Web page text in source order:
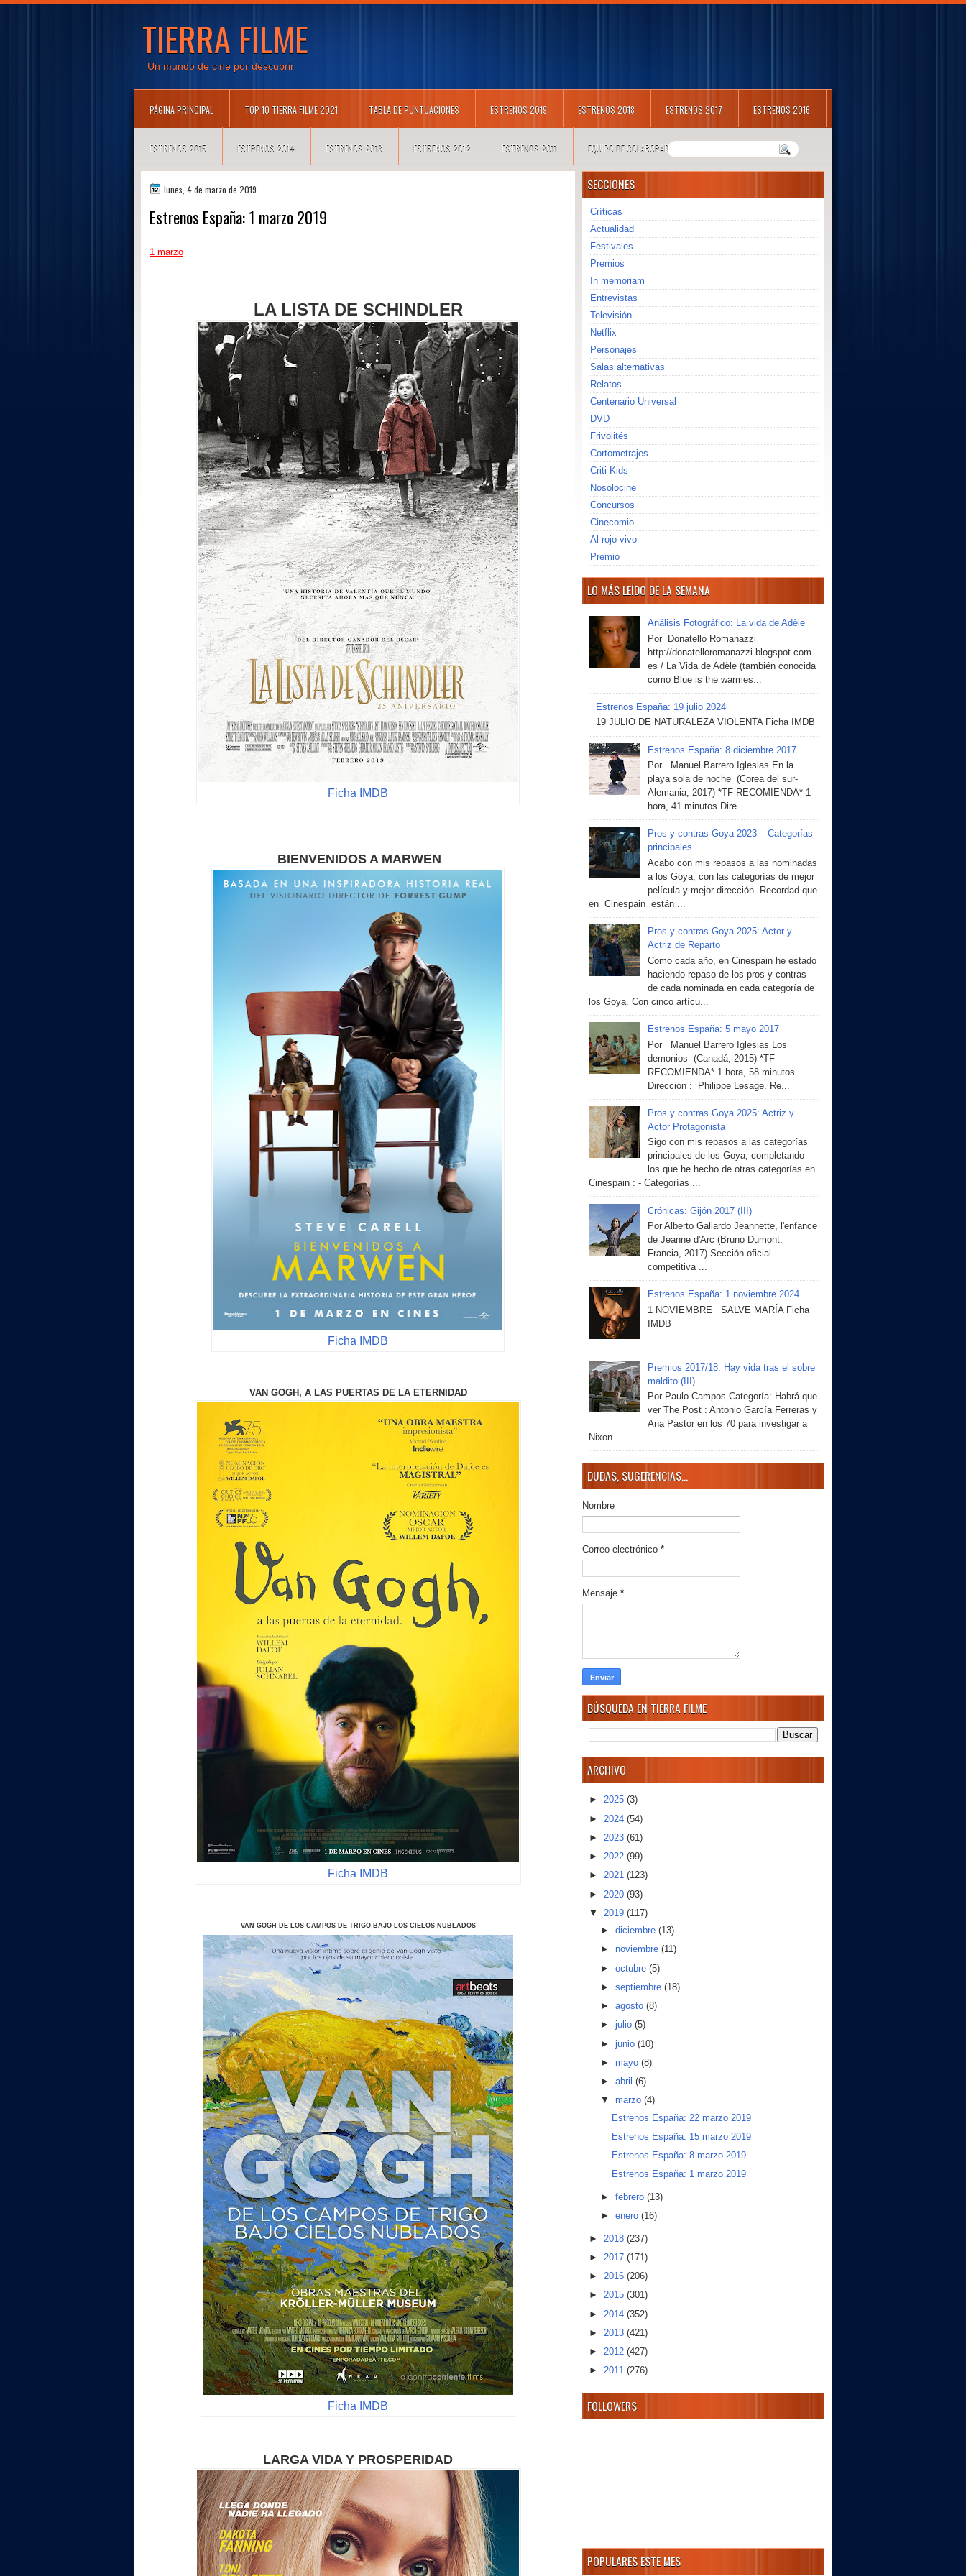
TIERRA FILME
Un mundo de cine por descubrir
PÁGINA PRINCIPAL TOP 10 TIERRA FILME 2021 TABLA DE PUNTUACIONES ESTRENOS 2019 ESTRENOS 2018 ESTRENOS 2017 ESTRENOS 2016
ESTRENOS 2015 ESTRENOS 2014 ESTRENOS 2013 ESTRENOS 2012 ESTRENOS 2011 EQUIPO DE COLABORADORES
lunes, 4 de marzo de 2019
Estrenos España: 1 marzo 2019
1 marzo
LA LISTA DE SCHINDLER
Ficha IMDB
BIENVENIDOS A MARWEN
Ficha IMDB
VAN GOGH, A LAS PUERTAS DE LA ETERNIDAD
Ficha IMDB
VAN GOGH DE LOS CAMPOS DE TRIGO BAJO LOS CIELOS NUBLADOS
Ficha IMDB
LARGA VIDA Y PROSPERIDAD
SECCIONES
Críticas
Actualidad
Festivales
Premios
In memoriam
Entrevistas
Televisión
Netflix
Personajes
Salas alternativas
Relatos
Centenario Universal
DVD
Frivolités
Cortometrajes
Criti-Kids
Nosolocine
Concursos
Cinecomio
Al rojo vivo
Premio
LO MÁS LEÍDO DE LA SEMANA
Análisis Fotográfico: La vida de Adèle
Por Donatello Romanazzi
http://donatelloromanazzi.blogspot.com.
es / La Vida de Adèle (también conocida
como Blue is the warmes...
Estrenos España: 19 julio 2024
19 JULIO DE NATURALEZA VIOLENTA Ficha IMDB
Estrenos España: 8 diciembre 2017
Por Manuel Barrero Iglesias En la
playa sola de noche (Corea del sur-
Alemania, 2017) *TF RECOMIENDA* 1
hora, 41 minutos Dire...
Pros y contras Goya 2023 – Categorías
principales
Acabo con mis repasos a las nominadas
a los Goya, con las categorías de mejor
película y mejor dirección. Recordad que
en Cinespain están ...
Pros y contras Goya 2025: Actor y
Actriz de Reparto
Como cada año, en Cinespain he estado
haciendo repaso de los pros y contras
de cada nominada en cada categoría de
los Goya. Con cinco artícu...
Estrenos España: 5 mayo 2017
Por Manuel Barrero Iglesias Los
demonios (Canadá, 2015) *TF
RECOMIENDA* 1 hora, 58 minutos
Dirección : Philippe Lesage. Re...
Pros y contras Goya 2025: Actriz y
Actor Protagonista
Sigo con mis repasos a las categorías
principales de los Goya, completando
los que he hecho de otras categorías en
Cinespain : - Categorías ...
Crónicas: Gijón 2017 (III)
Por Alberto Gallardo Jeannette, l'enfance
de Jeanne d'Arc (Bruno Dumont.
Francia, 2017) Sección oficial
competitiva ...
Estrenos España: 1 noviembre 2024
1 NOVIEMBRE SALVE MARÍA Ficha
IMDB
Premios 2017/18: Hay vida tras el sobre
maldito (III)
Por Paulo Campos Categoría: Habrá que
ver The Post : Antonio García Ferreras y
Ana Pastor en los 70 para investigar a
Nixon. ...
DUDAS, SUGERENCIAS...
Nombre
Correo electrónico *
Mensaje *
BÚSQUEDA EN TIERRA FILME
ARCHIVO
► 2025 (3)
► 2024 (54)
► 2023 (61)
► 2022 (99)
► 2021 (123)
► 2020 (93)
▼ 2019 (117)
► diciembre (13)
► noviembre (11)
► octubre (5)
► septiembre (18)
► agosto (8)
► julio (5)
► junio (10)
► mayo (8)
► abril (6)
▼ marzo (4)
Estrenos España: 22 marzo 2019
Estrenos España: 15 marzo 2019
Estrenos España: 8 marzo 2019
Estrenos España: 1 marzo 2019
► febrero (13)
► enero (16)
► 2018 (237)
► 2017 (171)
► 2016 (206)
► 2015 (301)
► 2014 (352)
► 2013 (421)
► 2012 (427)
► 2011 (276)
FOLLOWERS
POPULARES ESTE MES